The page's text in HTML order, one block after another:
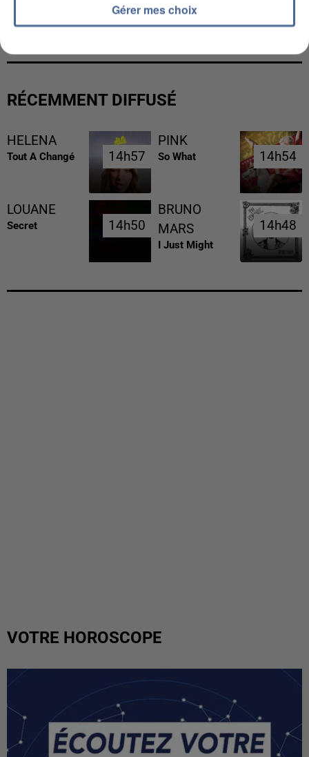
L’UN DES FONDATEURS SUPPOSÉS DE LA DZ
MAFIA INTERPELLÉ EN ALGÉRIE
RÉCEMMENT DIFFUSÉ
HELENA
Tout A Changé 14h57
14h57
PINK
So What 14h54
14h54
LOUANE
Secret 14h50
14h50
BRUNO
MARS
I Just Might
14h48
14h48
VOTRE HOROSCOPE
Gérer mes choix